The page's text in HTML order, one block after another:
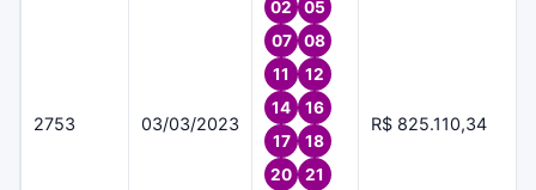
2753 03/03/2023
02
05
07
08
11
12
14
16
17
18
20
21
R$ 825.110,34